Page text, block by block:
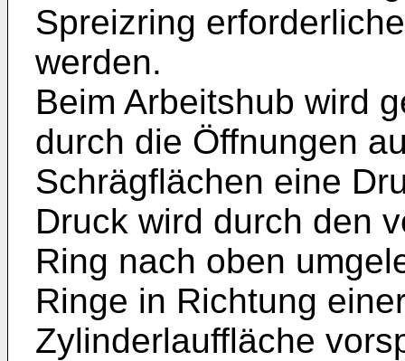
Spreizring
werden.
Beim Arbeitshub wird
durch die Öffnungen
Schrägflächen eine
Druck wird durch den
Ring nach oben
Ringe in Richtung
Zylinderlauffläche